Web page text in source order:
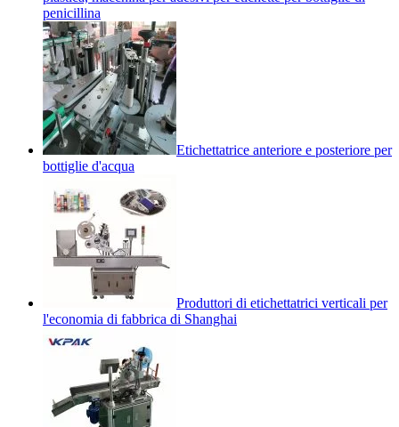
penicillina
Etichettatrice anteriore e posteriore per
bottiglie d'acqua
Produttori di etichettatrici verticali per
l'economia di fabbrica di Shanghai